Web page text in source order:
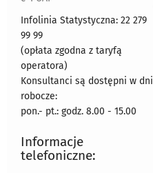
Infolinia Statystyczna: 22 279
99 99
(opłata zgodna z taryfą
operatora)
Konsultanci są dostępni w dni
robocze:
pon.- pt.: godz. 8.00 - 15.00
Informacje
telefoniczne: